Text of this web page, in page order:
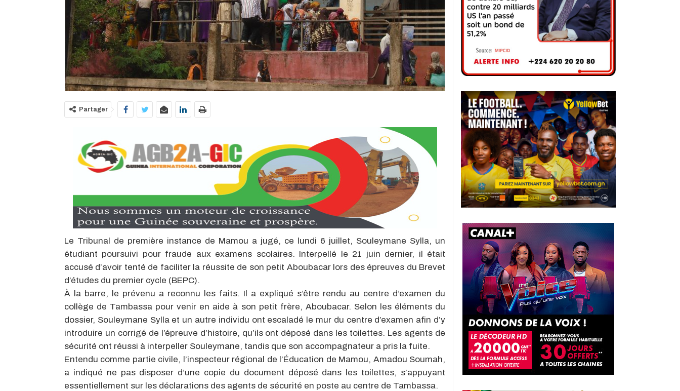
Partager
Le Tribunal de première instance de Mamou a jugé, ce lundi 6 juillet, Souleymane Sylla, un
étudiant poursuivi pour fraude aux examens scolaires. Interpellé le 21 juin dernier, il était
accusé d’avoir tenté de faciliter la réussite de son petit Aboubacar lors des épreuves du Brevet
d’études du premier cycle (BEPC).
À la barre, le prévenu a reconnu les faits. Il a expliqué s’être rendu au centre d’examen du
collège de Tambassa pour venir en aide à son petit frère, Aboubacar. Selon les éléments du
dossier, Souleymane Sylla et un autre individu ont escaladé le mur du centre d’examen afin d’y
introduire un corrigé de l’épreuve d’histoire, qu’ils ont déposé dans les toilettes. Les agents de
sécurité ont réussi à interpeller Souleymane, tandis que son accompagnateur a pris la fuite.
Entendu comme partie civile, l’inspecteur régional de l’Éducation de Mamou, Amadou Soumah,
a indiqué ne pas disposer d’une copie du document déposé dans les toilettes, s’appuyant
essentiellement sur les déclarations des agents de sécurité en poste au centre de Tambassa.